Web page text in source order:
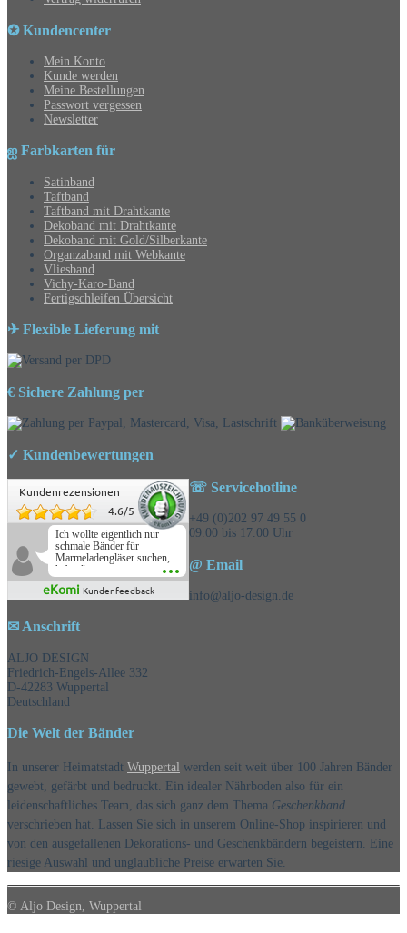
✪ Kundencenter
Mein Konto
Kunde werden
Meine Bestellungen
Passwort vergessen
Newsletter
ஐ Farbkarten für
Satinband
Taftband
Taftband mit Drahtkante
Dekoband mit Drahtkante
Dekoband mit Gold/Silberkante
Organzaband mit Webkante
Vliesband
Vichy-Karo-Band
Fertigschleifen Übersicht
✈ Flexible Lieferung mit
€ Sichere Zahlung per
✓ Kundenbewertungen
Kundenrezensionen
4.6/5
Ich wollte eigentlich nur
schmale Bänder für
Marmeladengläser suchen,
habe die
Überraschungsbänder
mitbestellt und war positiv
überrascht, schöne
eKomi Kundenfeedback
☏ Servicehotline
+49 (0)202 97 49 55 0
09.00 bis 17.00 Uhr
@ Email
info@aljo-design.de
✉ Anschrift
ALJO DESIGN
Friedrich-Engels-Allee 332
D-42283 Wuppertal
Deutschland
Die Welt der Bänder
In unserer Heimatstadt Wuppertal werden seit weit über 100 Jahren Bänder
gewebt, gefärbt und bedruckt. Ein idealer Nährboden also für ein
leidenschaftliches Team, das sich ganz dem Thema Geschenkband
verschrieben hat. Lassen Sie sich in unserem Online-Shop inspirieren und
von den ausgefallenen Dekorations- und Geschenkbändern begeistern. Eine
riesige Auswahl und unglaubliche Preise erwarten Sie.
© Aljo Design, Wuppertal